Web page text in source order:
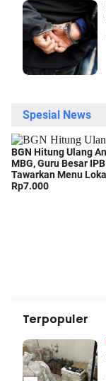
Terpopuler